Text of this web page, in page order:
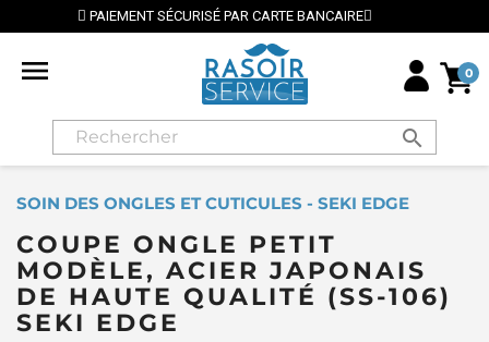
BANCAIRE ⭐ LIVRAISON GRATUITE EN FRANCE
 0
search
SOIN DES ONGLES ET CUTICULES - SEKI EDGE
COUPE ONGLE PETIT
MODÈLE, ACIER JAPONAIS
DE HAUTE QUALITÉ (SS-106)
SEKI EDGE